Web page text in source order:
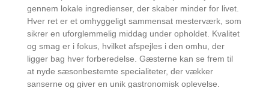
gennem lokale ingredienser, der skaber minder for livet.
Hver ret er et omhyggeligt sammensat mesterværk, som
sikrer en uforglemmelig middag under opholdet. Kvalitet
og smag er i fokus, hvilket afspejles i den omhu, der
ligger bag hver forberedelse. Gæsterne kan se frem til
at nyde sæsonbestemte specialiteter, der vækker
sanserne og giver en unik gastronomisk oplevelse.